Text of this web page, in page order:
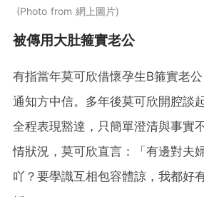
Photo from 網上圖片
被傳用大肚箍實老公
有指當年莫可欣借懷孕生B箍實老
通知方中信。多年後莫可欣開腔談
全程表現豁達，只簡單澄清與事實
情狀況，莫可欣直言：「有邊對夫
吖？要學識互相包容體諒，我都好